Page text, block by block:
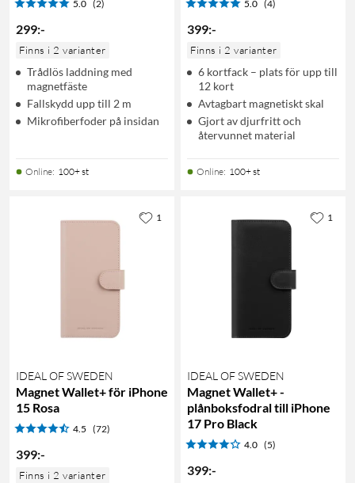
5.0 (2)
299:-
Finns i 2 varianter
Trådlös laddning med
magnetfäste
Fallskydd upp till 2 m
Mikrofiberfoder på insidan
Online: 100+ st
5.0 (4)
399:-
Finns i 2 varianter
6 kortfack – plats för upp till
12 kort
Avtagbart magnetiskt skal
Gjort av djurfritt och
återvunnet material
Online: 100+ st
IDEAL OF SWEDEN
Magnet Wallet+ för iPhone
15 Rosa
4.5 (72)
399:-
Finns i 2 varianter
1
IDEAL OF SWEDEN
Magnet Wallet+ -
plånboksfodral till iPhone
17 Pro Black
4.0 (5)
399:-
1